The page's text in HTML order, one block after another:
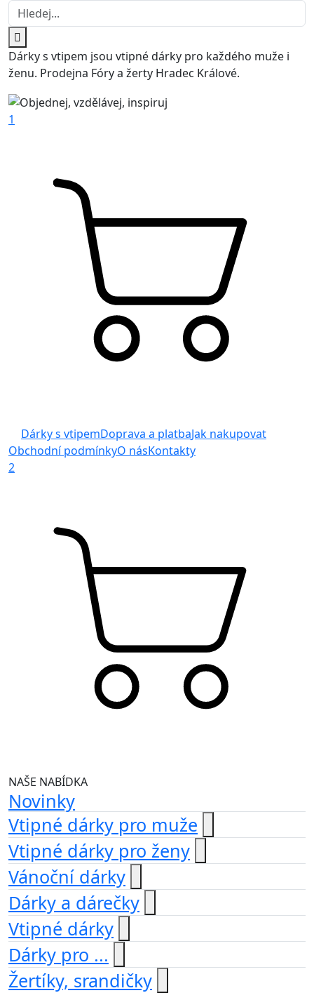
Dárky s vtipem jsou vtipné dárky pro každého muže i
ženu. Prodejna Fóry a žerty Hradec Králové.
1
Dárky s vtipemDoprava a platbaJak nakupovat
Obchodní podmínkyO násKontakty
2
NAŠE NABÍDKA
Novinky
Vtipné dárky pro muže
Vtipné dárky pro ženy
Vánoční dárky
Dárky a dárečky
Vtipné dárky
Dárky pro ...
Žertíky, srandičky